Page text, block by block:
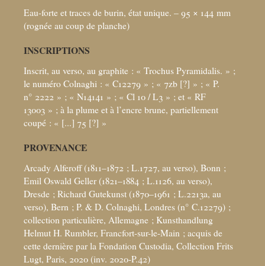
Eau-forte et traces de burin, état unique. – 95 × 144 mm
(rognée au coup de planche)
INSCRIPTIONS
Inscrit, au verso, au graphite : « Trochus Pyramidalis. » ;
le numéro Colnaghi : « C12279 » ; « 7zb [?] » ; « P.
n° 2222 » ; « N14141 » ; « Cl 10 / L3 » ; et « RF
13003 » ; à la plume et à l’encre brune, partiellement
coupé : « [...] 75 [?] »
PROVENANCE
Arcady Alferoff (1811–1872 ; L.1727, au verso), Bonn ;
Emil Oswald Geller (1821–1884 ; L.1126, au verso),
Dresde ; Richard Gutekunst (1870–1961 ; L.2213a, au
verso), Bern ; P. & D. Colnaghi, Londres (n° C.12279) ;
collection particulière, Allemagne ; Kunsthandlung
Helmut H. Rumbler, Francfort-sur-le-Main ; acquis de
cette dernière par la Fondation Custodia, Collection Frits
Lugt, Paris, 2020 (inv. 2020-P.42)